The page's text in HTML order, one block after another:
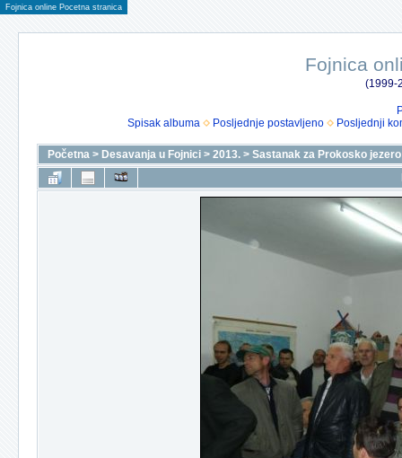
Fojnica online Pocetna stranica
Fojnica
(1999-
Spisak albuma
Posljednje postavljeno Posljednji
Početna > Desavanja u Fojnici > 2013. > Sastanak za Prokosko jezero